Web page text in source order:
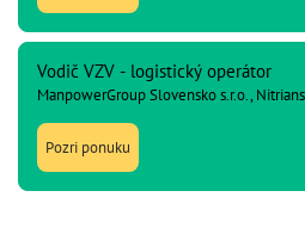
Vodič VZV - logistický operátor
ManpowerGroup Slovensko s.r.o.,
Pozri ponuku